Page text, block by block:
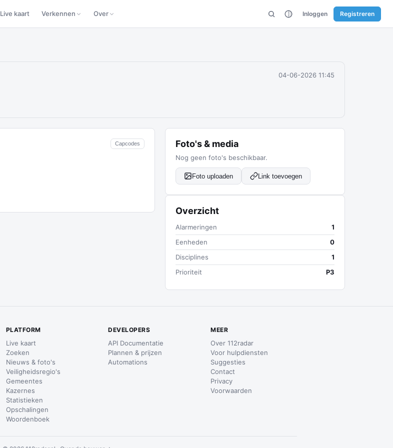
Live kaart Verkennen Over Inloggen Registreren
04-06-2026 11:45
Capcodes Foto's & media
Nog geen foto's beschikbaar.
Foto uploaden Link toevoegen
Overzicht
Alarmeringen
1
Eenheden
0
Disciplines
1
Prioriteit
P3
PLATFORM
Live kaart
Zoeken
Nieuws & foto's
Veiligheidsregio's
Gemeentes
Kazernes
Statistieken
Opschalingen
Woordenboek
DEVELOPERS
API Documentatie
Plannen & prijzen
Automations
MEER
Over 112radar
Voor hulpdiensten
Suggesties
Contact
Privacy
Voorwaarden